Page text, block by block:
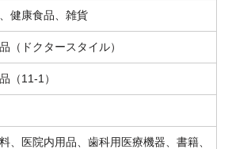
健康食品、雑貨
（ドクタースタイル）
（11-1）
、医院内用品、歯科用医療機器、書籍、